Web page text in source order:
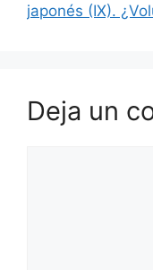
japonés (IX).
Deja un